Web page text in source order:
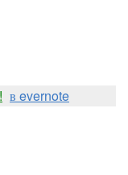
в evernote